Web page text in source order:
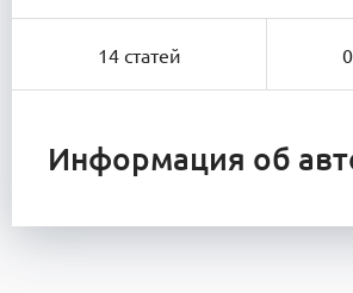
14 статей
Информация об